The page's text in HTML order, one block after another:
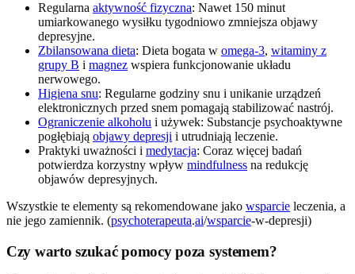
Regularna aktywność fizyczna: Nawet 150 minut
umiarkowanego wysiłku tygodniowo zmniejsza objawy
depresyjne.
Zbilansowana dieta: Dieta bogata w omega-3, witaminy z
grupy B i magnez wspiera funkcjonowanie układu
nerwowego.
Higiena snu: Regularne godziny snu i unikanie urządzeń
elektronicznych przed snem pomagają stabilizować nastrój.
Ograniczenie alkoholu i używek: Substancje psychoaktywne
pogłębiają objawy depresji i utrudniają leczenie.
Praktyki uważności i medytacja: Coraz więcej badań
potwierdza korzystny wpływ mindfulness na redukcję
objawów depresyjnych.
Wszystkie te elementy są rekomendowane jako wsparcie leczenia, a
nie jego zamiennik. (psychoterapeuta.ai/wsparcie-w-depresji)
Czy warto szukać pomocy poza systemem?